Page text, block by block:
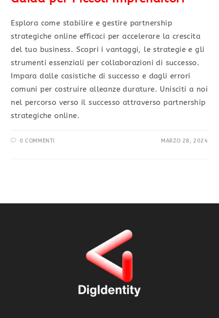
Esplora come stabilire e gestire partnership
strategiche online efficaci per accelerare la crescita
del tuo business. Scopri i vantaggi, le strategie e gli
strumenti essenziali per collaborazioni di successo.
Impara dalle casistiche di successo e dagli errori
comuni per costruire alleanze durature. Unisciti a noi
nel percorso verso il successo attraverso partnership
strategiche online.
0 COMMENTI MARZO 28, 2024